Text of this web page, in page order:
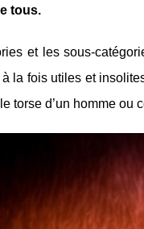
tous.
et les sous-
la fois utiles et
torse d’un homme ou